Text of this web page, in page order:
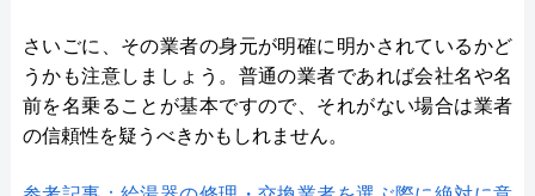
さいごに、その業者の身元が明確に明かされているかど
うかも注意しましょう。普通の業者であれば会社名や名
前を名乗ることが基本ですので、それがない場合は業者
の信頼性を疑うべきかもしれません。